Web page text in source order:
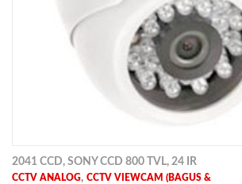
2041 CCD, SONY CCD 800 TVL, 24 IR
CCTV ANALOG, CCTV VIEWCAM (BAGUS &